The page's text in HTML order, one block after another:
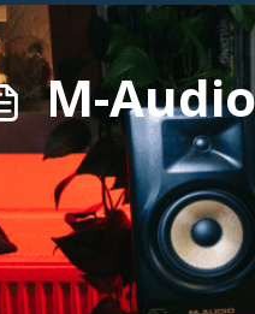
M-